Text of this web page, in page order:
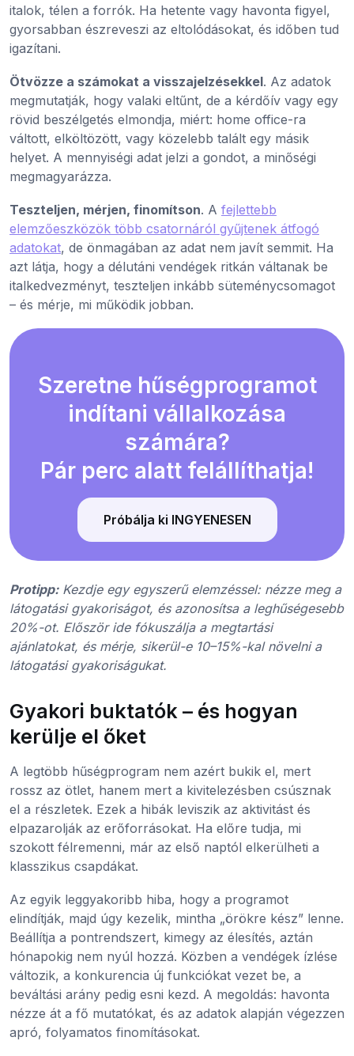
italok, télen a forrók. Ha hetente vagy havonta figyel,
gyorsabban észreveszi az eltolódásokat, és időben tud
igazítani.
Ötvözze a számokat a visszajelzésekkel. Az adatok
megmutatják, hogy valaki eltűnt, de a kérdőív vagy egy
rövid beszélgetés elmondja, miért: home office-ra
váltott, elköltözött, vagy közelebb talált egy másik
helyet. A mennyiségi adat jelzi a gondot, a minőségi
megmagyarázza.
Teszteljen, mérjen, finomítson. A fejlettebb
elemzőeszközök több csatornáról gyűjtenek átfogó
adatokat, de önmagában az adat nem javít semmit. Ha
azt látja, hogy a délutáni vendégek ritkán váltanak be
italkedvezményt, teszteljen inkább süteménycsomagot
– és mérje, mi működik jobban.
Szeretne hűségprogramot
indítani vállalkozása
számára?
Pár perc alatt felállíthatja!
Próbálja ki INGYENESEN
Protipp: Kezdje egy egyszerű elemzéssel: nézze meg a
látogatási gyakoriságot, és azonosítsa a leghűségesebb
20%-ot. Először ide fókuszálja a megtartási
ajánlatokat, és mérje, sikerül-e 10–15%-kal növelni a
látogatási gyakoriságukat.
Gyakori buktatók – és hogyan
kerülje el őket
A legtöbb hűségprogram nem azért bukik el, mert
rossz az ötlet, hanem mert a kivitelezésben csúsznak
el a részletek. Ezek a hibák leviszik az aktivitást és
elpazarolják az erőforrásokat. Ha előre tudja, mi
szokott félremenni, már az első naptól elkerülheti a
klasszikus csapdákat.
Az egyik leggyakoribb hiba, hogy a programot
elindítják, majd úgy kezelik, mintha „örökre kész” lenne.
Beállítja a pontrendszert, kimegy az élesítés, aztán
hónapokig nem nyúl hozzá. Közben a vendégek ízlése
változik, a konkurencia új funkciókat vezet be, a
beváltási arány pedig esni kezd. A megoldás: havonta
nézze át a fő mutatókat, és az adatok alapján végezzen
apró, folyamatos finomításokat.